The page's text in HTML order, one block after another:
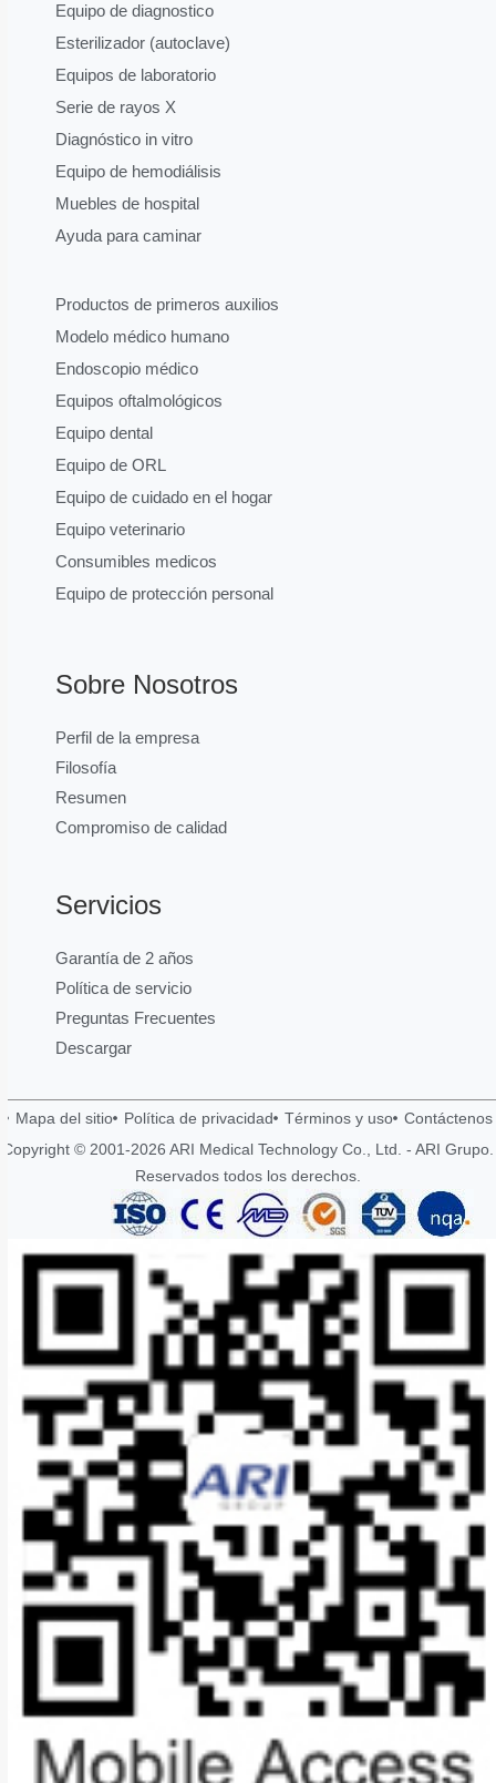
Equipo de diagnostico
Esterilizador (autoclave)
Equipos de laboratorio
Serie de rayos X
Diagnóstico in vitro
Equipo de hemodiálisis
Muebles de hospital
Ayuda para caminar
Productos de primeros auxilios
Modelo médico humano
Endoscopio médico
Equipos oftalmológicos
Equipo dental
Equipo de ORL
Equipo de cuidado en el hogar
Equipo veterinario
Consumibles medicos
Equipo de protección personal
Sobre Nosotros
Perfil de la empresa
Filosofía
Resumen
Compromiso de calidad
Servicios
Garantía de 2 años
Política de servicio
Preguntas Frecuentes
Descargar
Mapa del sitio Política de privacidad Términos y uso
Contáctenos
Copyright © 2001-2026 ARI Medical Technology Co., Ltd. - ARI Grupo.
Reservados todos los derechos.